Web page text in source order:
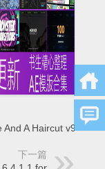
A Haircut v9.6v12
下一篇